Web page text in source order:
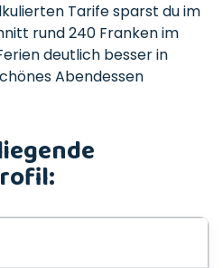
Tarife sparst du im
rund 240 Franken im
deutlich besser in
Abendessen